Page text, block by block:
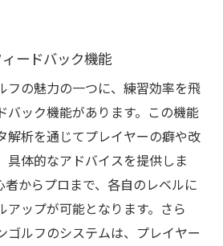
ードバック機能
フの魅力の一つに、練習効率を飛
バック機能があります。この機能
解析を通じてプレイヤーの癖や改
具体的なアドバイスを提供しま
者からプロまで、各自のレベルに
ップが可能となります。さら
ゴルフのシステムは、プレイヤー